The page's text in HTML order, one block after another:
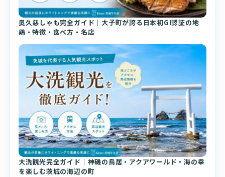
奥久慈しゃも完全ガイド｜大子町が誇る日本初GI認証の地
鶏・特徴・食べ方・名店
大洗観光完全ガイド｜神磯の鳥居・アクアワールド・海の幸
を楽しむ茨城の海辺の町